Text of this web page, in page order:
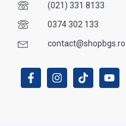
(021) 331 8133
0374 302 133
contact@shopbgs.ro